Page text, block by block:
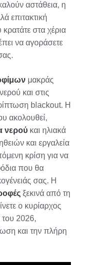
αστάθεια, η
επιτακτική
στα χέρια
να αγοράσετε
μακράς
και στις
blackout. Η
ακολουθεί,
νερού και ηλιακά
και εργαλεία
κρίση για να
που θα
σας. Η
ξεκινά από τη
ο κυρίαρχος
2026,
και την πλήρη